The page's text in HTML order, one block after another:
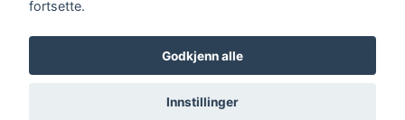
© 2026 TuningshoppenPowered by Quickbutik
fortsette.
Godkjenn alle
Innstillinger